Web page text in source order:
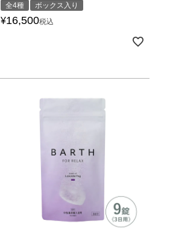
全4種 ボックス入り
¥16,500税込